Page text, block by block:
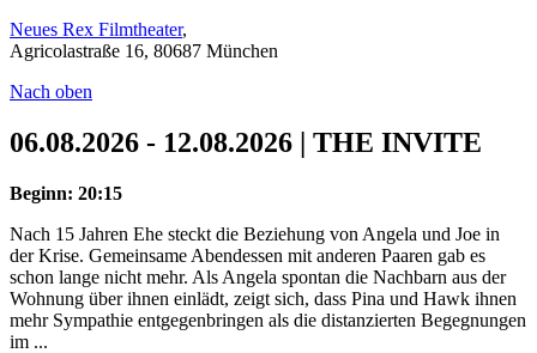
Neues Rex Filmtheater,
Agricolastraße 16, 80687 München
Nach oben
06.08.2026 - 12.08.2026 | THE INVITE
Beginn: 20:15
Nach 15 Jahren Ehe steckt die Beziehung von Angela und Joe in
der Krise. Gemeinsame Abendessen mit anderen Paaren gab es
schon lange nicht mehr. Als Angela spontan die Nachbarn aus der
Wohnung über ihnen einlädt, zeigt sich, dass Pina und Hawk ihnen
mehr Sympathie entgegenbringen als die distanzierten Begegnungen
im ...